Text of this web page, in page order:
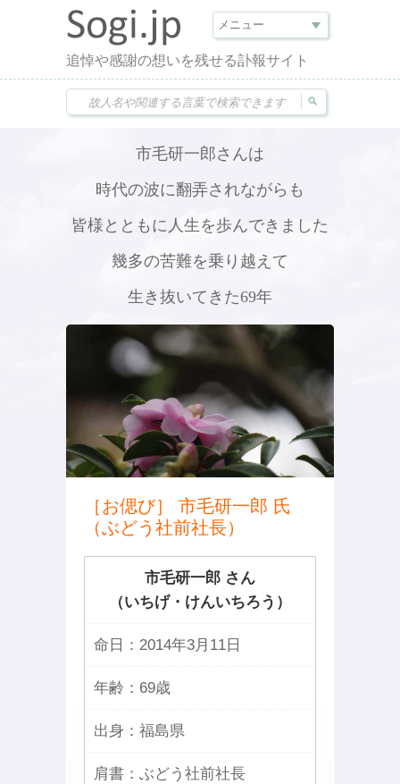
追悼や感謝の想いを残せる訃報サイト
市毛研一郎さんは
時代の波に翻弄されながらも
皆様とともに人生を歩んできました
幾多の苦難を乗り越えて
生き抜いてきた69年
［お偲び］ 市毛研一郎 氏
（ぶどう社前社長）
市毛研一郎 さん
（いちげ・けんいちろう）
命日： 2014年3月11日
年齢： 69歳
出身： 福島県
肩書： ぶどう社前社長